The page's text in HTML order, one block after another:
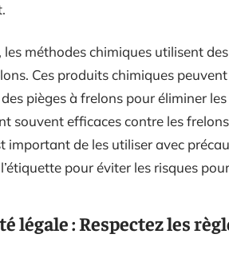
les méthodes chimiques utilisent
Ces produits chimiques
pièges à frelons pour éliminer
souvent efficaces contre les
important de les utiliser avec
pour éviter les risques
légale : Respectez les